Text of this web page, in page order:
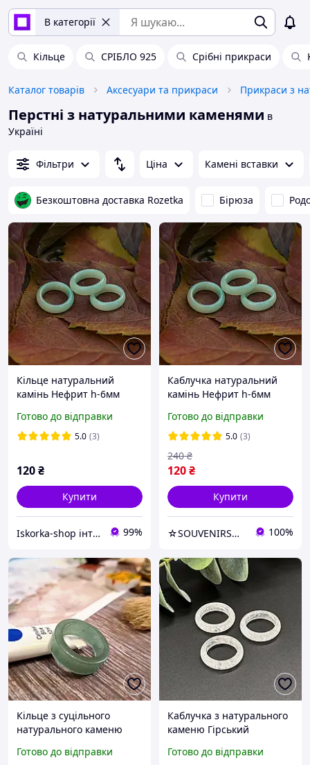
В категорії
Кільце СРІБЛО 925 Срібні прикраси
Каталог товарів Аксесуари та прикраси Прикраси з
Перстні з натуральними каменями в
Україні
Фільтри Ціна Камені вставки
Безкоштовна доставка Rozetka Бірюза
Кільце натуральний
камінь Нефрит h-6мм
Готово до відправки
5.0 (3)
120₴
Купити
Iskorka-shop інтернет-магазин прикрас та товарів для рукоділля 99%
Каблучка натуральний
камінь Нефрит h-6мм
Готово до відправки
5.0 (3)
120₴
240 ₴
Купити
☆SOUVENIRS☆ - прикраси, натуральне каміння, перли, фурнітра для рукоділля 100%
Кільце з суцільного
натурального каменю
Готово до відправки
Каблучка з натурального
каменю Гірський
р
Готово до відправки